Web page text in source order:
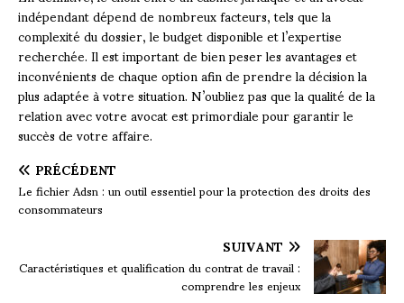
indépendant dépend de nombreux facteurs, tels que la
complexité du dossier, le budget disponible et l’expertise
recherchée. Il est important de bien peser les avantages et
inconvénients de chaque option afin de prendre la décision la
plus adaptée à votre situation. N’oubliez pas que la qualité de la
relation avec votre avocat est primordiale pour garantir le
succès de votre affaire.
PRÉCÉDENT
Le fichier Adsn : un outil essentiel pour la protection des droits des
consommateurs
SUIVANT
Caractéristiques et qualification du contrat de travail :
comprendre les enjeux